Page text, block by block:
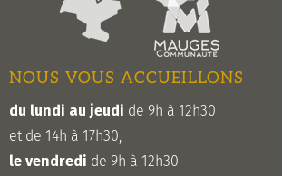
NOUS VOUS ACCUEILLONS
du lundi au jeudi de 9h à 12h30
et de 14h à 17h30,
le vendredi de 9h à 12h30